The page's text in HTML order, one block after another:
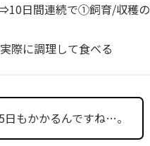
日間連続で①飼育/収穫
際に調理して食べる
もかかるんですね…。